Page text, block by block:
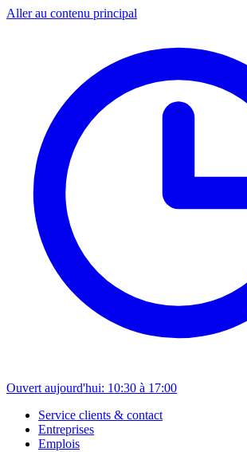
Aller au contenu principal
Ouvert aujourd'hui: 10:30 à 17:00
Service clients & contact
Entreprises
Emplois